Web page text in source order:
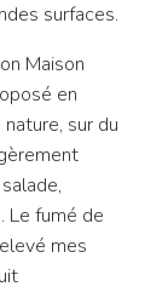
surfaces.
Maison
en
sur du
Le fumé de
mes